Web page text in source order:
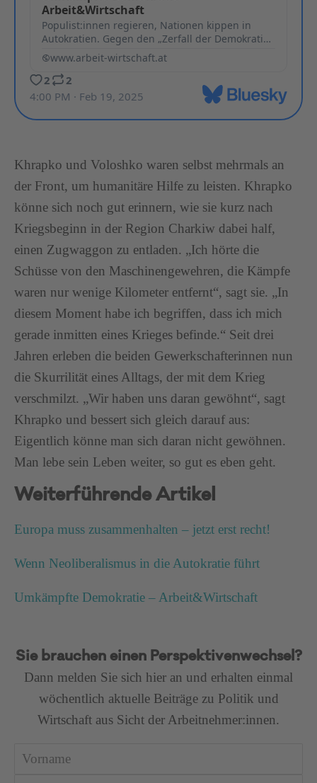
Khrapko und Voloshko waren selbst mehrmals an
der Front, um humanitäre Hilfe zu leisten. Khrapko
könne sich noch gut erinnern, wie sie kurz nach
Kriegsbeginn in der Region Charkiw dabei half,
einen Zugwaggon zu entladen. „Ich hörte die
Schüsse von den Maschinengewehren, die Kämpfe
waren nur wenige Kilometer entfernt“, sagt sie. „In
diesem Moment habe ich begriffen, dass ich mich
gerade inmitten eines Krieges befinde.“ Seit drei
Jahren erleben die beiden Gewerkschafterinnen nun
die Skurrilität eines Alltags, der mit dem Krieg
verschmilzt. „Wir haben uns daran gewöhnt“, sagt
Khrapko und bessert sich gleich darauf aus:
Eigentlich könne man sich daran nicht gewöhnen.
Man lebe sein Leben weiter, so gut es eben geht.
Weiterführende Artikel
Europa muss zusammenhalten – jetzt erst recht!
Wenn Neoliberalismus in die Autokratie führt
Umkämpfte Demokratie – Arbeit&Wirtschaft
Sie brauchen einen Perspektivenwechsel?
Dann melden Sie sich hier an und erhalten einmal
wöchentlich aktuelle Beiträge zu Politik und
Wirtschaft aus Sicht der Arbeitnehmer:innen.